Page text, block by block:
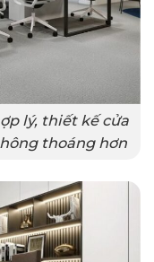
lý, thiết kế cửa
thoáng hơn